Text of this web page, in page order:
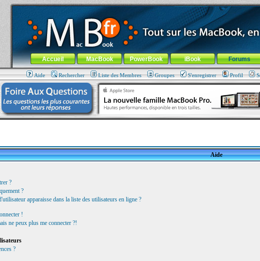
MacBook-fr.com : 100% Apple... 100% nomade !
Aller au contenu-Aller au menu général-Aller au menu de la rubrique
Menu général
Accueil MacBook PowerBook iBook Forums
Aide Rechercher Liste des Membres Groupes S'enregistrer Profil
Aide
?
?
apparaisse dans la liste des utilisateurs en ligne ?
!
ne peux plus me connecter ?!
?